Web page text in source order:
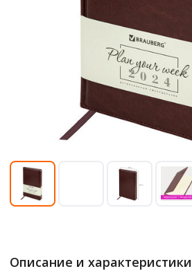
Описание и характеристики